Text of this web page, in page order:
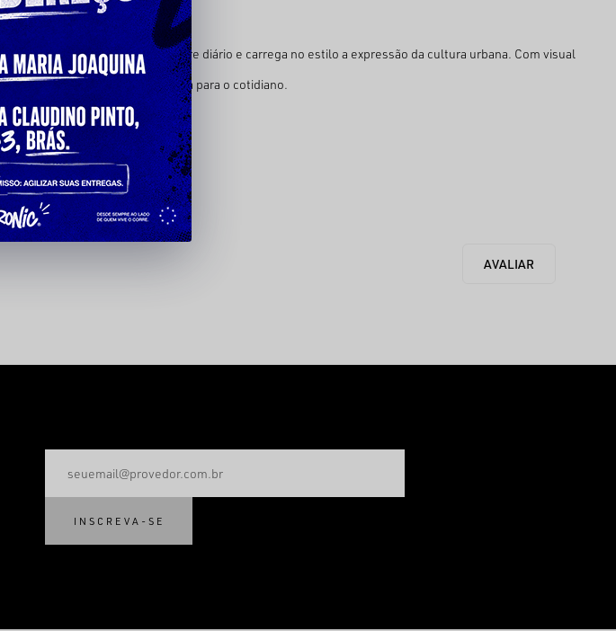
criada para quem vive o corre diário e carrega no estilo a expressão da cultura urbana. Com visual
trazendo o peso da rua para o cotidiano.
INSCREVA-SE